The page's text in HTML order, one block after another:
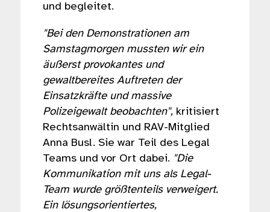
und begleitet.
"Bei den Demonstrationen am
Samstagmorgen mussten wir ein
äußerst provokantes und
gewaltbereites Auftreten der
Einsatzkräfte und massive
Polizeigewalt beobachten", kritisiert
Rechtsanwältin und RAV-Mitglied
Anna Busl. Sie war Teil des Legal
Teams und vor Ort dabei. "Die
Kommunikation mit uns als Legal-
Team wurde größtenteils verweigert.
Ein lösungsorientiertes,